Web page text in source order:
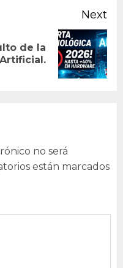
Next
de la
no será
están marcados